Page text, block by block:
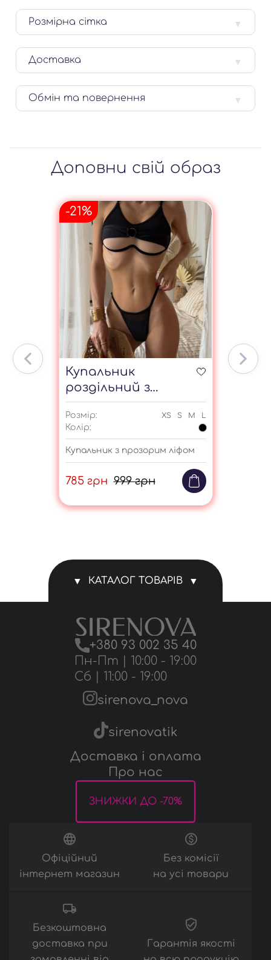
Розмірна сітка
Доставка
Обмін та повернення
Доповни свій образ
-21%
Купальник
роздільний з
прозорим ліфом
Розмір: XS S M L
Колір:
Купальник з прозорим ліфом
785 грн 999грн
КАТАЛОГ ТОВАРІВ
Комплекти білизни
+380 93 002 35 40
Пн-Пт | 10:00 - 19:00
Сб | 11:00 - 19:00
sirenova_nova
sirenovatik
Доставка і оплата
Про нас
ЗНИЖКИ ДО -70%
Офіційний
інтернет магазин
Без комісії
на усі товари
Безкоштовна
доставка при
Гарантія якості